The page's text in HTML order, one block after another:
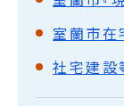
室蘭市在
社宅建設